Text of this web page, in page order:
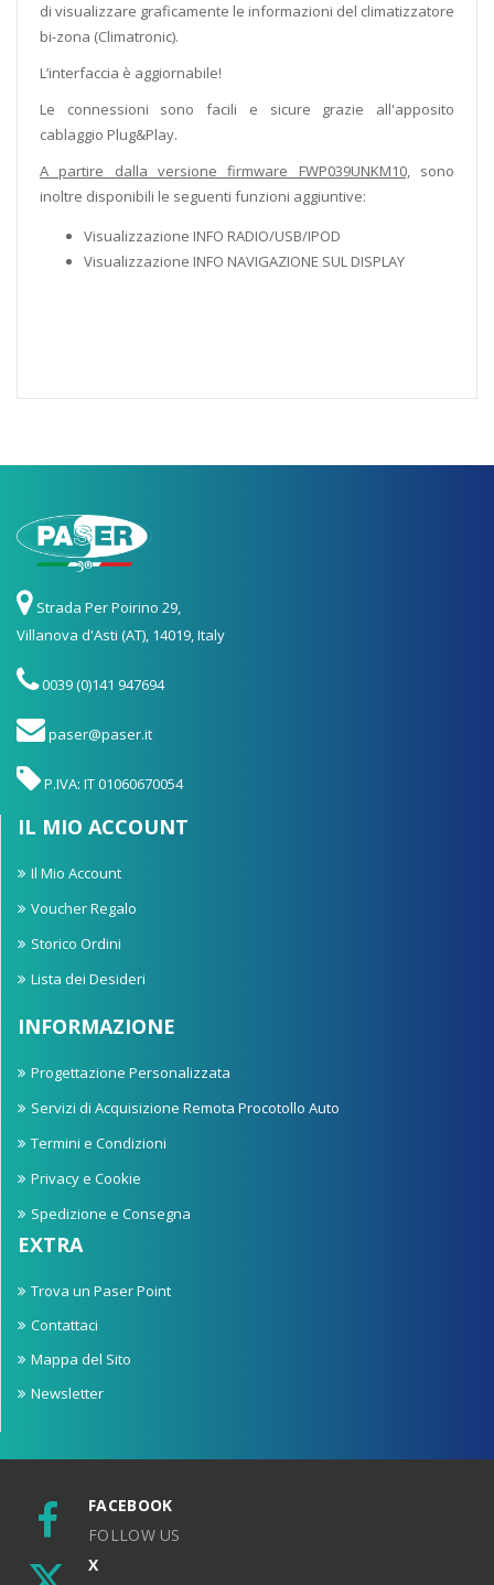
di visualizzare graficamente le informazioni del climatizzatore
bi-zona (Climatronic).
L’interfaccia è aggiornabile!
Le connessioni sono facili e sicure grazie all'apposito
cablaggio Plug&Play.
A partire dalla versione firmware FWP039UNKM10,sono
inoltre disponibili le seguenti funzioni aggiuntive:
Visualizzazione INFO RADIO/USB/IPOD
Visualizzazione INFO NAVIGAZIONE SUL DISPLAY
Strada Per Poirino 29,
Villanova d'Asti (AT), 14019, Italy
0039 (0)141 947694
paser@paser.it
P.IVA: IT 01060670054
IL MIO ACCOUNT
Il Mio Account
Voucher Regalo
Storico Ordini
Lista dei Desideri
INFORMAZIONE
Progettazione Personalizzata
Servizi di Acquisizione Remota Procotollo Auto
Termini e Condizioni
Privacy e Cookie
Spedizione e Consegna
EXTRA
Trova un Paser Point
Contattaci
Mappa del Sito
Newsletter
FACEBOOK
FOLLOW US
X